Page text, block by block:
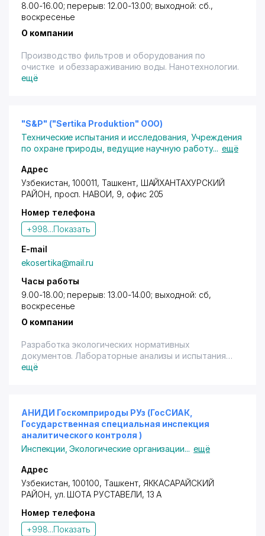
8.00-16.00; перерыв: 12.00-13.00; выходной: сб.,
воскресенье
О компании
Производство фильтров и оборудования по
очистке и обеззараживанию воды. Нанотехнологии.
ещё
"S&P" ("Sertika Produktion" ООО)
Технические испытания и исследования ,Учреждения
по охране природы, ведущие научную работу... ещё
Адрес
Узбекистан, 100011, Ташкент, ШАЙХАНТАХУРСКИЙ
РАЙОН, просп. НАВОИ, 9, офис 205
Номер телефона
+998...Показать
E-mail
ekosertika@mail.ru
Часы работы
9.00-18.00; перерыв: 13.00-14.00; выходной: сб,
воскресенье
О компании
Разработка экологических нормативных
документов. Лабораторные анализы и испытания
загрязняющих веществ.
ещё
АНИДИ Госкомприроды РУз (ГосСИАК,
Государственная специальная инспекция
аналитического контроля )
Инспекции ,Экологические организации... ещё
Адрес
Узбекистан, 100100, Ташкент, ЯККАСАРАЙСКИЙ
РАЙОН, ул. ШОТА РУСТАВЕЛИ, 13 А
Номер телефона
+998...Показать